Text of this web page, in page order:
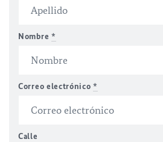
Nombre *
Correo electrónico*
Calle